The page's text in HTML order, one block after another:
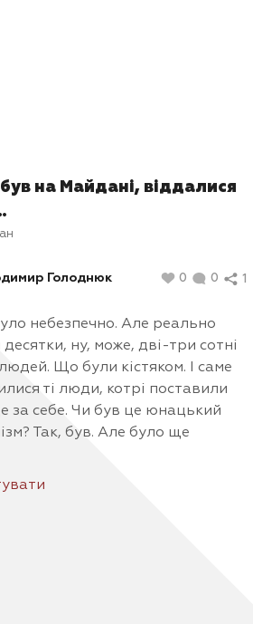
був на Майдані, віддалися
Голоднюк 0 0 1
небезпечно. Але реально
ну, може, дві-три сотні
Що були кістяком. І саме
ті люди, котрі поставили
за себе. Чи був це юнацький
Так, був. Але було ще